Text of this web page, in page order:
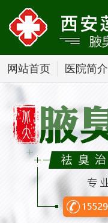
网站首页 医院简介